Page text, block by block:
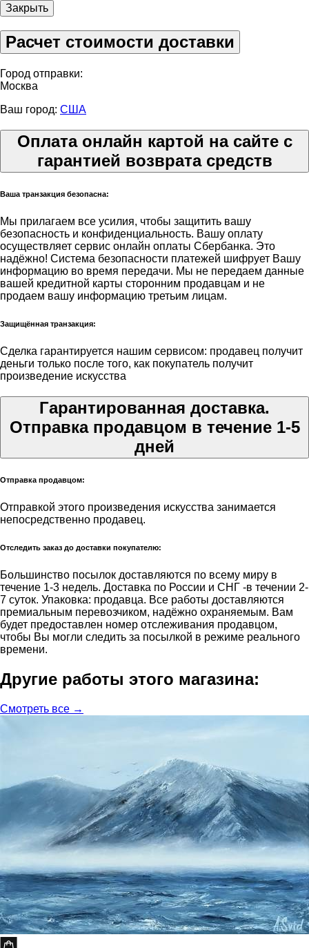
Закрыть
Расчет стоимости доставки
Город отправки:
Москва
Ваш город: США
Оплата онлайн картой на сайте с
гарантией возврата средств
Ваша транзакция безопасна:
Мы прилагаем все усилия, чтобы защитить вашу
безопасность и конфиденциальность. Вашу оплату
осуществляет сервис онлайн оплаты Сбербанка. Это
надёжно! Система безопасности платежей шифрует Вашу
информацию во время передачи. Мы не передаем данные
вашей кредитной карты сторонним продавцам и не
продаем вашу информацию третьим лицам.
Защищённая транзакция:
Сделка гарантируется нашим сервисом: продавец получит
деньги только после того, как покупатель получит
произведение искусства
Гарантированная доставка.
Отправка продавцом в течение 1-5
дней
Отправка продавцом:
Отправкой этого произведения искусства занимается
непосредственно продавец.
Отследить заказ до доставки покупателю:
Большинство посылок доставляются по всему миру в
течение 1-3 недель. Доставка по России и СНГ -в течении 2-
7 суток. Упаковка: продавца. Все работы доставляются
премиальным перевозчиком, надёжно охраняемым. Вам
будет предоставлен номер отслеживания продавцом,
чтобы Вы могли следить за посылкой в режиме реального
времени.
Другие работы этого магазина:
Смотреть все →